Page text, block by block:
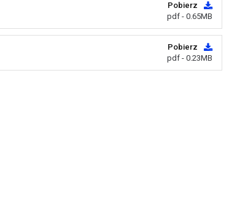
Pobierz
pdf - 0.65MB
Pobierz
pdf - 0.23MB